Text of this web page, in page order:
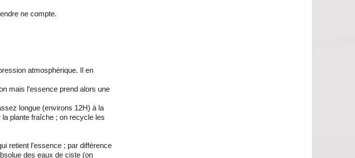
ne compte.
atmosphérique. Il en
mais l’essence prend alors une
longue (environs 12H) à la
plante fraîche ; on recycle les
retient l’essence ; par différence
des eaux de ciste (on